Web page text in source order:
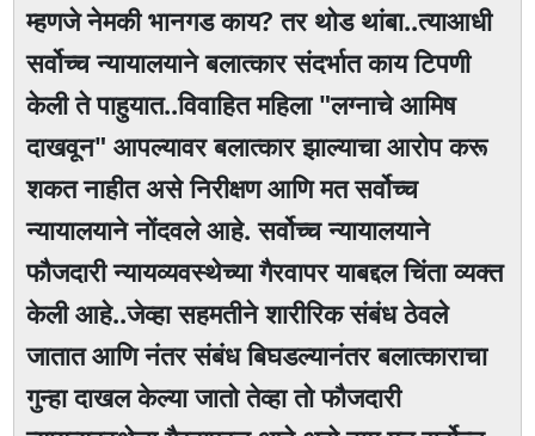
म्हणजे नेमकी भानगड काय? तर थोड थांबा..त्याआधी
सर्वोच्च न्यायालयाने बलात्कार संदर्भात काय टिपणी
केली ते पाहुयात..विवाहित महिला "लग्नाचे आमिष
दाखवून" आपल्यावर बलात्कार झाल्याचा आरोप करू
शकत नाहीत असे निरीक्षण आणि मत सर्वोच्च
न्यायालयाने नोंदवले आहे. सर्वोच्च न्यायालयाने
फौजदारी न्यायव्यवस्थेच्या गैरवापर याबद्दल चिंता व्यक्त
केली आहे..जेव्हा सहमतीने शारीरिक संबंध ठेवले
जातात आणि नंतर संबंध बिघडल्यानंतर बलात्काराचा
गुन्हा दाखल केल्या जातो तेव्हा तो फौजदारी